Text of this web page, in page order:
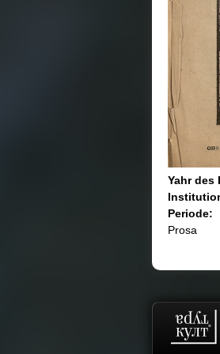
Yahr des
Periode:
Prosa